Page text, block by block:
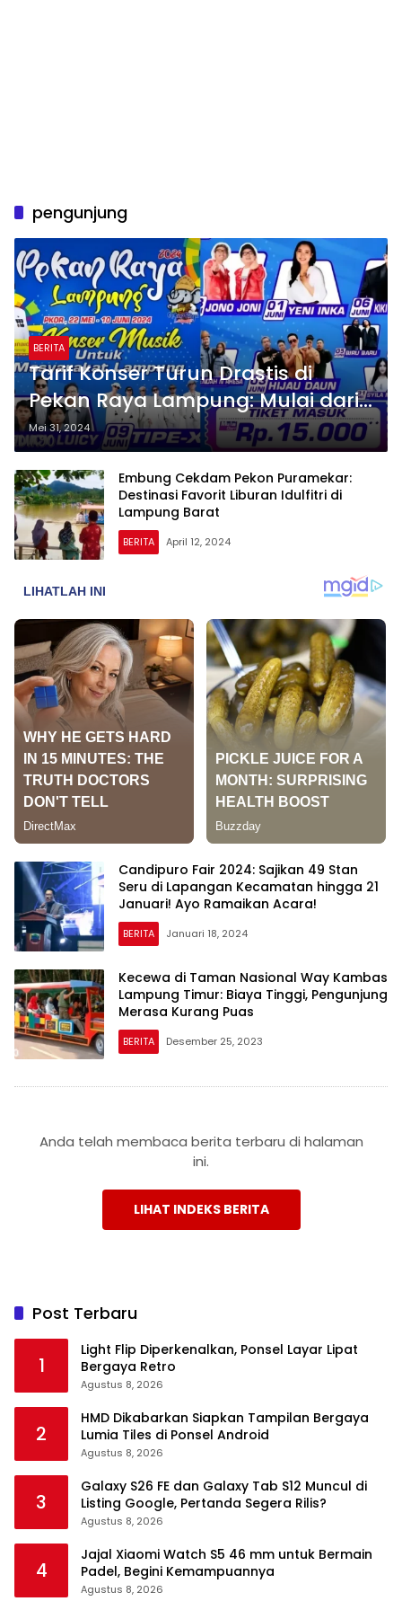
pengunjung
BERITA
Tarif Konser Turun Drastis di
Pekan Raya Lampung: Mulai dari
Rp15 Ribu! Cek Jadwalnya di Sini
Mei 31, 2024
Embung Cekdam Pekon Puramekar:
Destinasi Favorit Liburan Idulfitri di
Lampung Barat
BERITA April 12, 2024
Candipuro Fair 2024: Sajikan 49 Stan
Seru di Lapangan Kecamatan hingga 21
Januari! Ayo Ramaikan Acara!
BERITA Januari 18, 2024
Kecewa di Taman Nasional Way Kambas
Lampung Timur: Biaya Tinggi, Pengunjung
Merasa Kurang Puas
BERITA Desember 25, 2023
Anda telah membaca berita terbaru di halaman
ini.
LIHAT INDEKS BERITA
Post Terbaru
1
Light Flip Diperkenalkan, Ponsel Layar Lipat
Bergaya Retro
Agustus 8, 2026
2
HMD Dikabarkan Siapkan Tampilan Bergaya
Lumia Tiles di Ponsel Android
Agustus 8, 2026
3
Galaxy S26 FE dan Galaxy Tab S12 Muncul di
Listing Google, Pertanda Segera Rilis?
Agustus 8, 2026
4
Jajal Xiaomi Watch S5 46 mm untuk Bermain
Padel, Begini Kemampuannya
Agustus 8, 2026